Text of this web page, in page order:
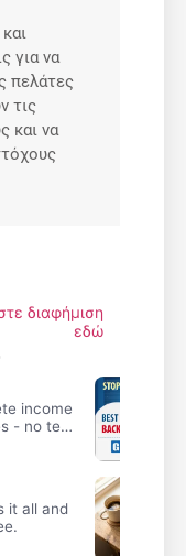
για να
πελάτες
τις
και να
διαφήμιση
εδώ